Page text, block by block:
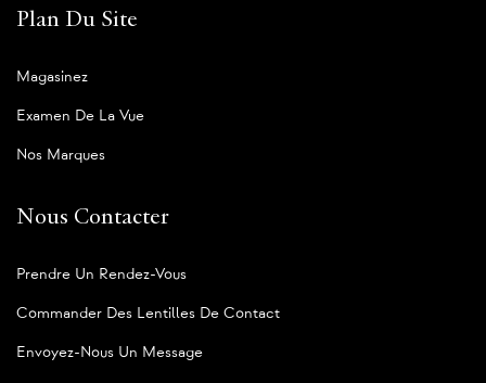
Plan Du Site
Magasinez
Examen De La Vue
Nos Marques
Nous Contacter
Prendre Un Rendez-Vous
Commander Des Lentilles De Contact
Envoyez-Nous Un Message